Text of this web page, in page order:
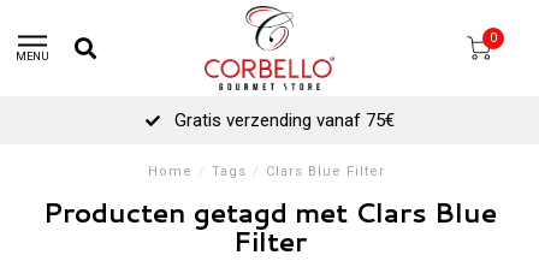
MENU
0
Gratis verzending vanaf 75€
Home / Tags / Clars Blue Filter
Producten getagd met Clars Blue
Filter